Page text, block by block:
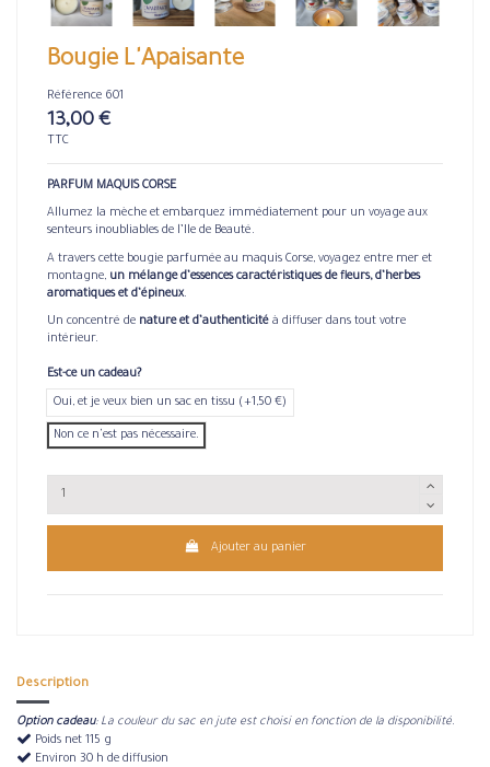
Bougie L'Apaisante
Référence 601
13,00 €
TTC
PARFUM MAQUIS CORSE
Allumez la mèche et embarquez immédiatement pour un voyage aux
senteurs inoubliables de l’Ile de Beauté.
A travers cette bougie parfumée au maquis Corse, voyagez entre mer et
montagne, un mélange d’essences caractéristiques de fleurs, d’herbes
aromatiques et d’épineux.
Un concentré de nature et d’authenticité à diffuser dans tout votre
intérieur.
Est-ce un cadeau?
Oui, et je veux bien un sac en tissu (+1,50 €)
Non ce n'est pas nécessaire.
Ajouter au panier
Description
Option cadeau: La couleur du sac en jute est choisi en fonction de la disponibilité.
Poids net 115 g
Environ 30 h de diffusion